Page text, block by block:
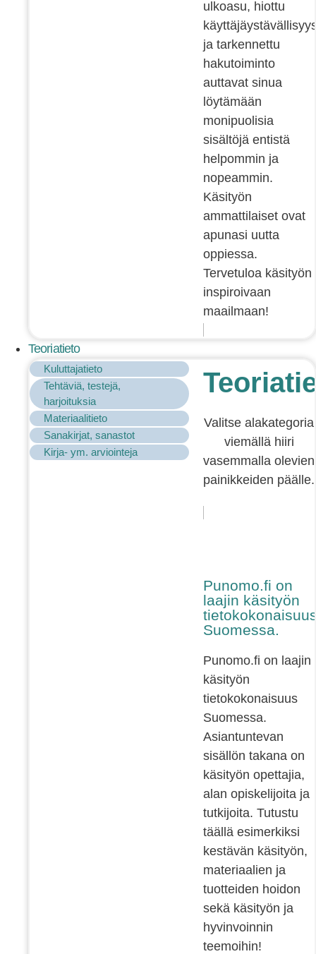
ulkoasu, hiottu
ja tarkennettu
hakutoiminto
auttavat sinua
löytämään
monipuolisia
sisältöjä entistä
helpommin ja
nopeammin.
Käsityön
ammattilaiset ovat
apunasi uutta
oppiessa.
Tervetuloa käsityön
inspiroivaan
maailmaan!
Teoriatieto
Kuluttajatieto
Tehtäviä, testejä,
harjoituksia
Materiaalitieto
Sanakirjat, sanastot
Kirja- ym. arviointeja
Valitse alakategoria
viemällä hiiri
vasemmalla olevien
painikkeiden päälle.
Punomo.fi on
laajin käsityön
Suomessa.
Punomo.fi on laajin
käsityön
tietokokonaisuus
Suomessa.
Asiantuntevan
sisällön takana on
käsityön opettajia,
alan opiskelijoita ja
tutkijoita. Tutustu
täällä esimerkiksi
kestävän käsityön,
materiaalien ja
tuotteiden hoidon
sekä käsityön ja
hyvinvoinnin
teemoihin!